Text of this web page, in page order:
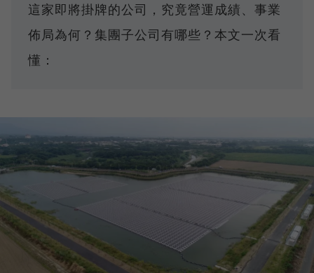
這家即將掛牌的公司，究竟營運成績、事業
佈局為何？集團子公司有哪些？本文一次看
懂：